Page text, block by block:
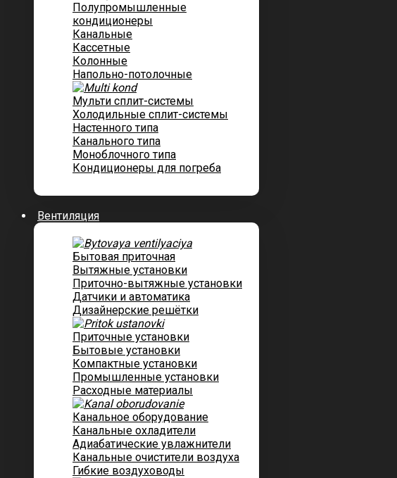
Полупромышленные
кондиционеры
Канальные
Кассетные
Колонные
Напольно-потолочные
Мульти сплит-системы
Холодильные сплит-системы
Настенного типа
Канального типа
Моноблочного типа
Кондиционеры для погреба
Вентиляция
Бытовая приточная
Вытяжные установки
Приточно-вытяжные установки
Датчики и автоматика
Дизайнерские решётки
Приточные установки
Бытовые установки
Компактные установки
Промышленные установки
Расходные материалы
Канальное оборудование
Канальные охладители
Адиабатические увлажнители
Канальные очистители воздуха
Гибкие воздуховоды